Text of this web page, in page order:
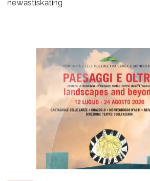
newastiskating